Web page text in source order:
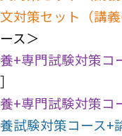
対策セット（講義
ス＞
+専門試験対策コ
］
+専門試験対策コ
試験対策コース+